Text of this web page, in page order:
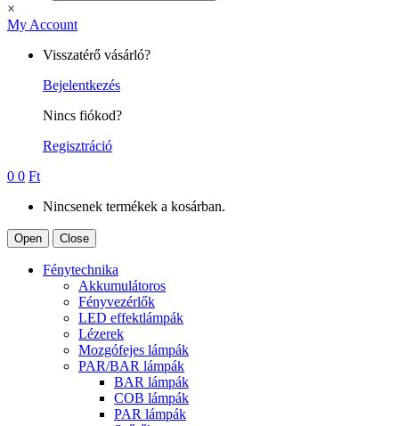
×
My Account
Visszatérő vásárló?
Bejelentkezés
Nincs fiókod?
Regisztráció
0 0 Ft
Nincsenek termékek a kosárban.
Open Close
Fénytechnika
Akkumulátoros
Fényvezérlők
LED effektlámpák
Lézerek
Mozgófejes lámpák
PAR/BAR lámpák
BAR lámpák
COB lámpák
PAR lámpák